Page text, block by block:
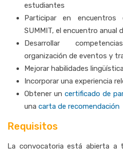
estudiantes
Participar en encuentros
SUMMIT, el encuentro anual
Desarrollar
organización de eventos y
Mejorar habilidades
Incorporar una experiencia
Obtener un certificado de
una carta de recomendación
Requisitos
La convocatoria está abierta a